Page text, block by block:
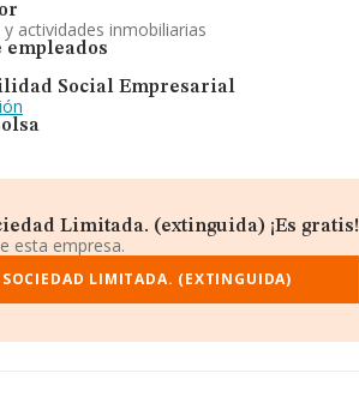
actividades inmobiliarias
empleados
Social Empresarial
Limitada. (extinguida) ¡Es gratis!
esta empresa.
LIMITADA. (EXTINGUIDA)